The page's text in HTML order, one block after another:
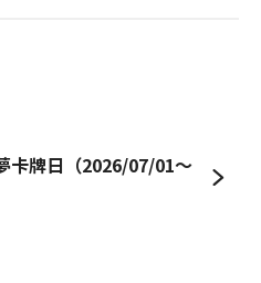
卡牌日（2026/07/01～